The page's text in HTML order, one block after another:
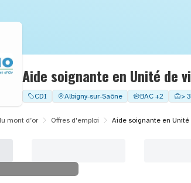
Aide soignante en Unité de
CDI Albigny-sur-Saône BAC +2 >
mont d’or Offres d'emploi Aide soignante en Unité